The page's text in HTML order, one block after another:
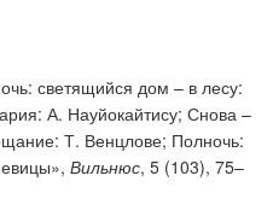
светящийся дом – в лесу:
А. Науйокайтису; Снова –
Т. Венцлове; Полночь:
Вильнюс, 5 (103), 75–